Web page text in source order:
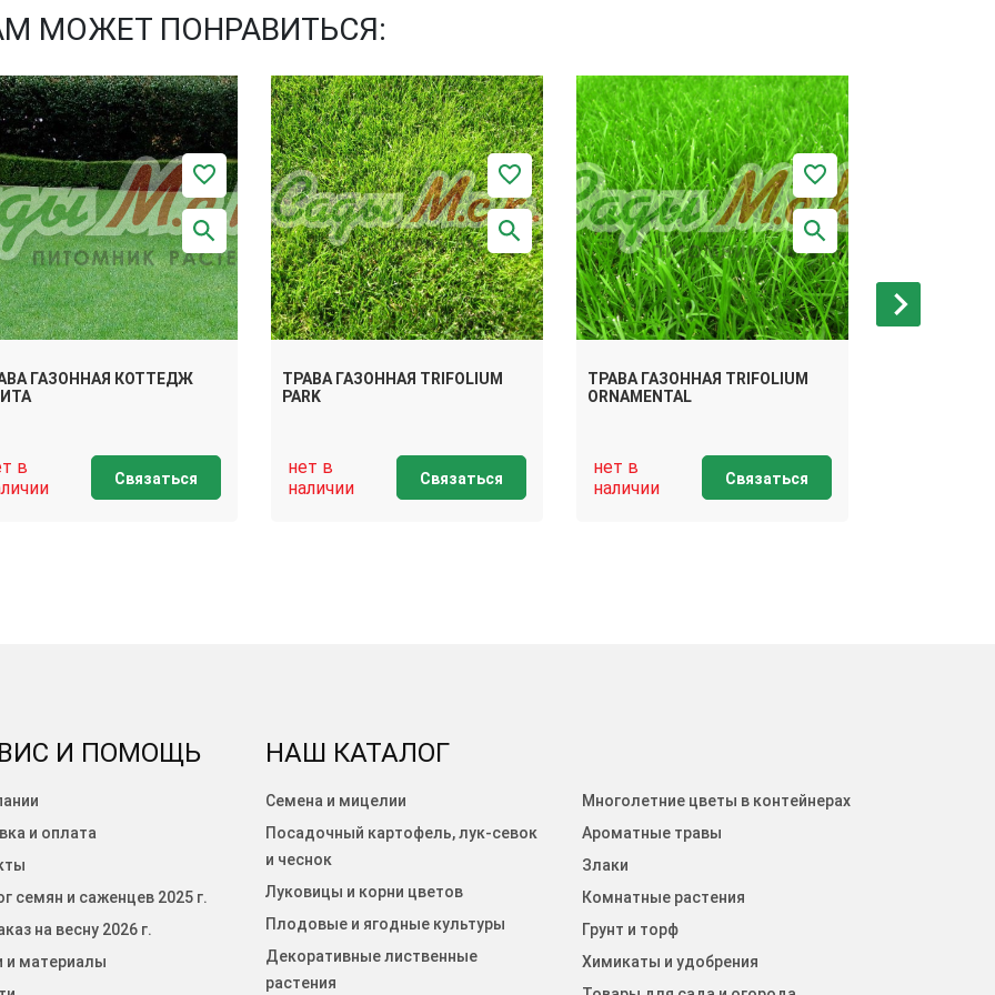
МОЖЕТ ПОНРАВИТЬСЯ:
ГАЗОННАЯ КОТТЕДЖ
в
Связаться
ТРАВА ГАЗОННАЯ TRIFOLIUM
PARK
нет в
наличии
Связаться
ТРАВА ГАЗОННАЯ TRIFOLIUM
ORNAMENTAL
нет в
наличии
Связаться
И ПОМОЩЬ
и оплата
семян и саженцев 2025 г.
на весну 2026 г.
и материалы
НАШ КАТАЛОГ
Семена и мицелии
Посадочный картофель, лук-севок
и чеснок
Луковицы и корни цветов
Плодовые и ягодные культуры
Декоративные лиственные
растения
Многолетние цветы в контейнерах
Ароматные травы
Злаки
Комнатные растения
Грунт и торф
Химикаты и удобрения